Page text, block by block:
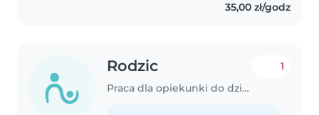
35,00 zł/godz
Rodzic
Praca dla opiekunki do dziecka w Dąbrowa Górnicza
1